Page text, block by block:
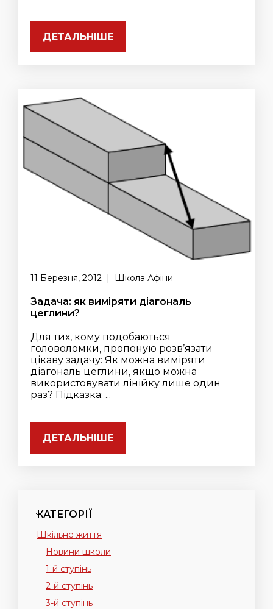
ДЕТАЛЬНІШЕ
11 Березня, 2012 | Школа Афіни
Задача: як виміряти діагональ
цеглини?
Для тих, кому подобаються
головоломки, пропоную розв’язати
цікаву задачу: Як можна виміряти
діагональ цеглини, якщо можна
використовувати лінійку лише один
раз? Підказка: ...
ДЕТАЛЬНІШЕ
КАТЕГОРІЇ
Шкільне життя
Новини школи
1-й ступінь
2-й ступінь
3-й ступінь